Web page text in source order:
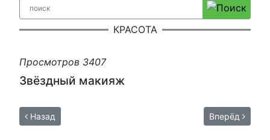
КРАСОТА
Просмотров 3407
Звёздный макияж
Назад Вперёд